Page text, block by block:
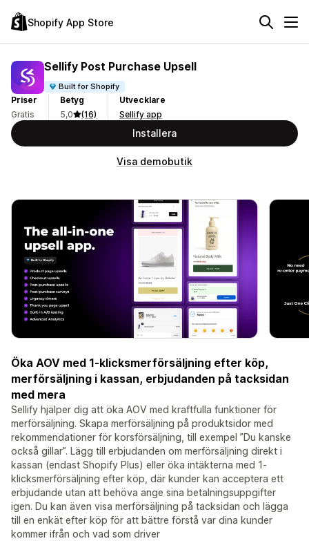
Shopify App Store
Sellify Post Purchase Upsell
Built for Shopify
Priser
Gratis
Betyg
5,0
(16)
Utvecklare
Sellify app
Installera
Visa demobutik
Öka AOV med 1-klicksmerförsäljning efter köp,
merförsäljning i kassan, erbjudanden på tacksidan
med mera
Sellify hjälper dig att öka AOV med kraftfulla funktioner för
merförsäljning. Skapa merförsäljning på produktsidor med
rekommendationer för korsförsäljning, till exempel ”Du kanske
också gillar”. Lägg till erbjudanden om merförsäljning direkt i
kassan (endast Shopify Plus) eller öka intäkterna med 1-
klicksmerförsäljning efter köp, där kunder kan acceptera ett
erbjudande utan att behöva ange sina betalningsuppgifter
igen. Du kan även visa merförsäljning på tacksidan och lägga
till en enkät efter köp för att bättre förstå var dina kunder
kommer ifrån och vad som driver